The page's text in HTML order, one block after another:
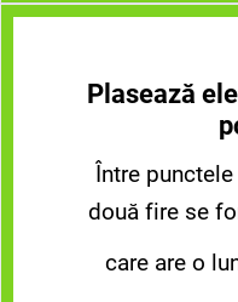
Plasează
Între
două fire se
care are o